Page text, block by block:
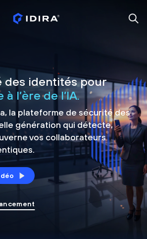
des identités pour
l’ère de l’IA.
la plateforme de sécuritédes
génération qui détecte,
vos collaborateurs